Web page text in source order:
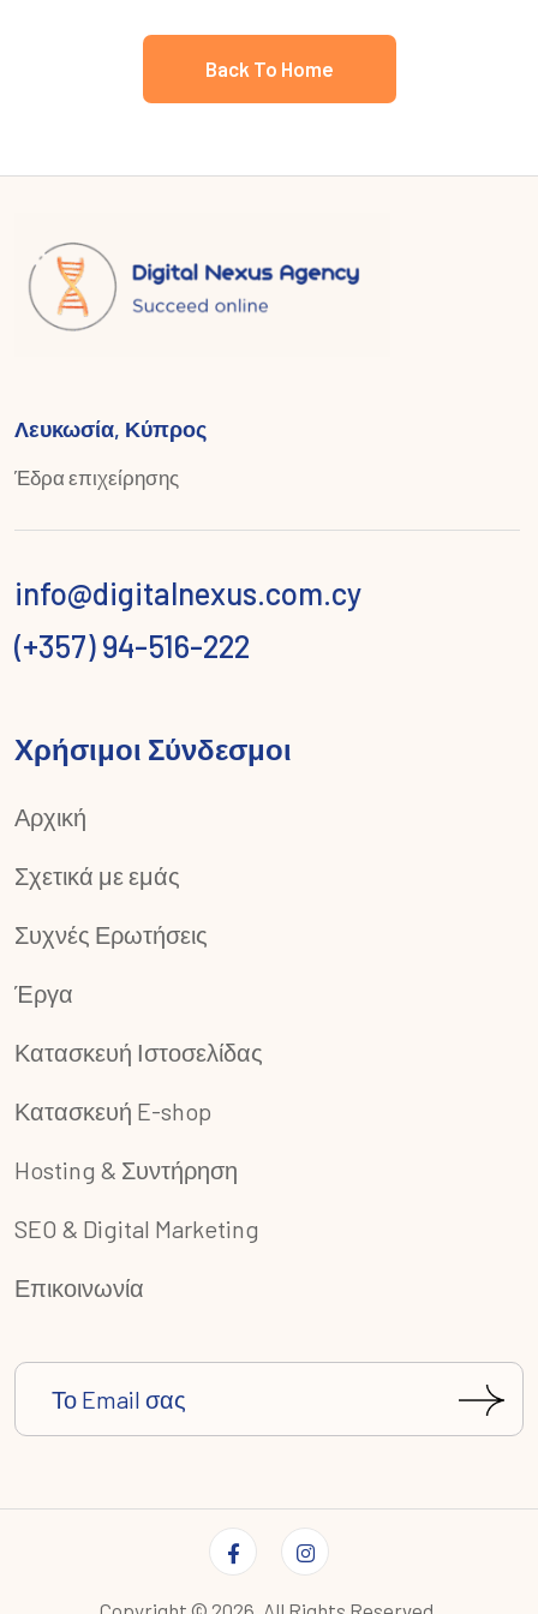
Back To Home
Λευκωσία, Κύπρος
Έδρα επιχείρησης
info@digitalnexus.com.cy
(+357) 94-516-222
Χρήσιμοι Σύνδεσμοι
Αρχική
Σχετικά με εμάς
Συχνές Ερωτήσεις
Έργα
Κατασκευή Ιστοσελίδας
Κατασκευή E-shop
Hosting & Συντήρηση
SEO & Digital Marketing
Επικοινωνία